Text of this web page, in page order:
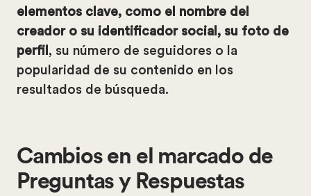
elementos clave, como el nombre del
creador o su identificador social, su foto de
perfil , su número de seguidores o la
popularidad de su contenido en los
resultados de búsqueda.
Cambios en el marcado de
Preguntas y Respuestas